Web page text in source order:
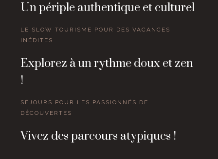
Un périple authentique et culturel
LE SLOW TOURISME POUR DES VACANCES
INÉDITES
Explorez à un rythme doux et zen
!
SÉJOURS POUR LES PASSIONNÉS DE
DÉCOUVERTES
Vivez des parcours atypiques !